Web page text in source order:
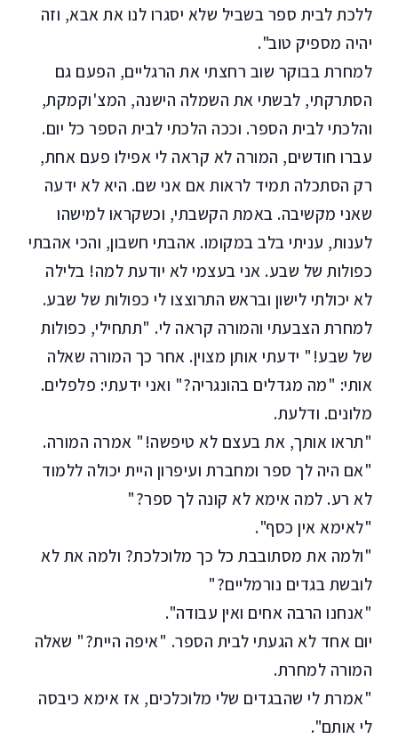
ללכת לבית ספר בשביל שלא יסגרו לנו את אבא, וזה
יהיה מספיק טוב".
למחרת בבוקר שוב רחצתי את הרגליים, הפעם גם
הסתרקתי, לבשתי את השמלה הישנה, המצ'וקמקת,
והלכתי לבית הספר. וככה הלכתי לבית הספר כל יום.
עברו חודשים, המורה לא קראה לי אפילו פעם אחת,
רק הסתכלה תמיד לראות אם אני שם. היא לא ידעה
שאני מקשיבה. באמת הקשבתי, וכשקראו למישהו
לענות, עניתי בלב במקומו. אהבתי חשבון, והכי אהבתי
כפולות של שבע. אני בעצמי לא יודעת למה! בלילה
לא יכולתי לישון ובראש התרוצצו לי כפולות של שבע.
למחרת הצבעתי והמורה קראה לי. "תתחילי, כפולות
של שבע!" ידעתי אותן מצוין. אחר כך המורה שאלה
אותי: "מה מגדלים בהונגריה?" ואני ידעתי: פלפלים.
מלונים. ודלעת.
"תראו אותך, את בעצם לא טיפשה!" אמרה המורה.
"אם היה לך ספר ומחברת ועיפרון היית יכולה ללמוד
לא רע. למה אימא לא קונה לך ספר?"
"לאימא אין כסף".
"ולמה את מסתובבת כל כך מלוכלכת? ולמה את לא
לובשת בגדים נורמליים?"
"אנחנו הרבה אחים ואין עבודה".
יום אחד לא הגעתי לבית הספר. "איפה היית?" שאלה
המורה למחרת.
"אמרת לי שהבגדים שלי מלוכלכים, אז אימא כיבסה
לי אותם".